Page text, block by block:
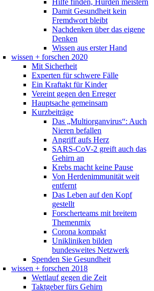
Hilfe finden, Hürden meistern
Damit Gesundheit kein
Fremdwort bleibt
Nachdenken über das eigene
Denken
Wissen aus erster Hand
wissen + forschen 2020
Mit Sicherheit
Experten für schwere Fälle
Ein Kraftakt für Kinder
Vereint gegen den Erreger
Hauptsache gemeinsam
Kurzbeiträge
Das „Multiorganvirus“: Auch
Nieren befallen
Angriff aufs Herz
SARS-CoV-2 greift auch das
Gehirn an
Krebs macht keine Pause
Von Herdenimmunität weit
entfernt
Das Leben auf den Kopf
gestellt
Forscherteams mit breitem
Themenmix
Corona kompakt
Unikliniken bilden
bundesweites Netzwerk
Spenden Sie Gesundheit
wissen + forschen 2018
Wettlauf gegen die Zeit
Taktgeber fürs Gehirn